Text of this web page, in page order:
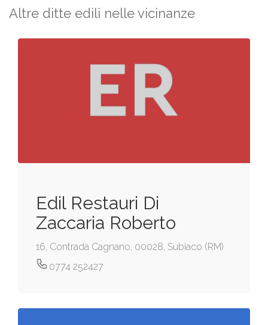
Altre ditte edili nelle vicinanze
Edil Restauri Di
Zaccaria Roberto
16, Contrada Cagnano, 00028, Subiaco (RM)
0774 252427